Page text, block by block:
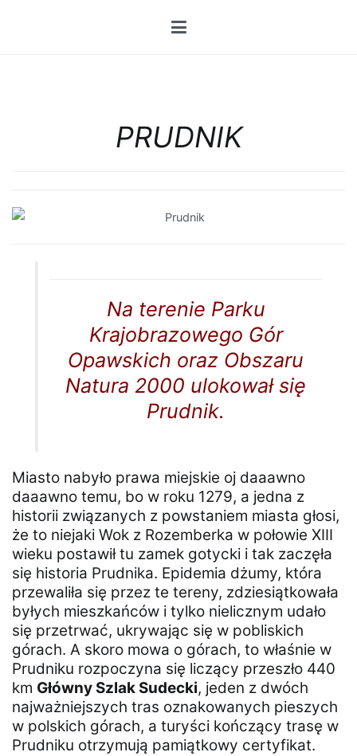
PRUDNIK
Na terenie Parku
Krajobrazowego Gór
Opawskich oraz Obszaru
Natura 2000 ulokował się
Prudnik.
Miasto nabyło prawa miejskie oj daaawno
daaawno temu, bo w roku 1279, a jedna z
historii związanych z powstaniem miasta głosi,
że to niejaki Wok z Rozemberka w połowie XIII
wieku postawił tu zamek gotycki i tak zaczęła
się historia Prudnika. Epidemia dżumy, która
przewaliła się przez te tereny, zdziesiątkowała
byłych mieszkańców i tylko nielicznym udało
się przetrwać, ukrywając się w pobliskich
górach. A skoro mowa o górach, to właśnie w
Prudniku rozpoczyna się liczący przeszło 440
km Główny Szlak Sudecki, jeden z dwóch
najważniejszych tras oznakowanych pieszych
w polskich górach, a turyści kończący trasę w
Prudniku otrzymują pamiątkowy certyfikat.